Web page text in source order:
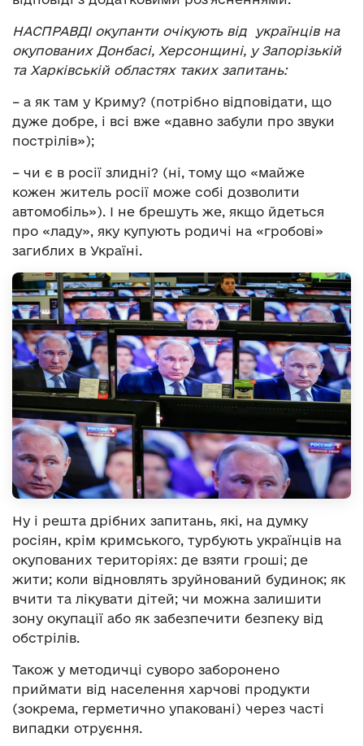
НАСПРАВДІ окупанти очікують від українців на
окупованих Донбасі, Херсонщині, у Запорізькій
та Харківській областях таких запитань:
– а як там у Криму? (потрібно відповідати, що
дуже добре, і всі вже «давно забули про звуки
пострілів»);
– чи є в росії злидні? (ні, тому що «майже
кожен житель росії може собі дозволити
автомобіль»). І не брешуть же, якщо йдеться
про «ладу», яку купують родичі на «гробові»
загиблих в Україні.
Ну і решта дрібних запитань, які, на думку
росіян, крім кримського, турбують українців на
окупованих територіях: де взяти гроші; де
жити; коли відновлять зруйнований будинок; як
вчити та лікувати дітей; чи можна залишити
зону окупації або як забезпечити безпеку від
обстрілів.
Також у методичці суворо заборонено
приймати від населення харчові продукти
(зокрема, герметично упаковані) через часті
випадки отруєння.